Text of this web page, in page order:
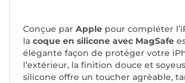
Conçue par Apple pour compléter
la coque en silicone avec MagSafe
élégante façon de protéger votre
l’extérieur, la finition douce et
silicone offre un toucher agréable,